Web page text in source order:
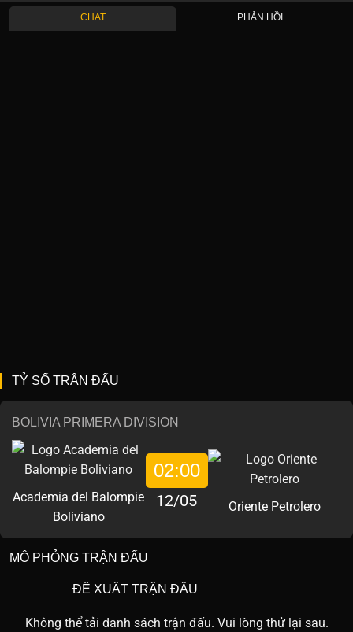
CHAT PHẢN HỒI
TỶ SỐ TRẬN ĐẤU
BOLIVIA PRIMERA DIVISION
Academia del Balompie
Boliviano
02:00
12/05 Oriente Petrolero
MÔ PHỎNG TRẬN ĐẤU
ĐỀ XUẤT TRẬN ĐẤU
Không thể tải danh sách trận đấu. Vui lòng thử lại sau.